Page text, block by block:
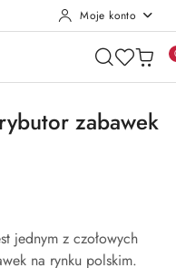
Moje konto
zabawek
jednym z czołowych
na rynku polskim.